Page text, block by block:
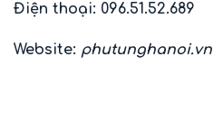
Điện thoại: 096.51.52.689
Website: phutunghanoi.vn